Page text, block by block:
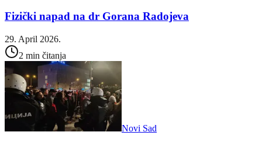
Fizički napad na dr Gorana Radojeva
29. April 2026.
2 min čitanja
Novi Sad